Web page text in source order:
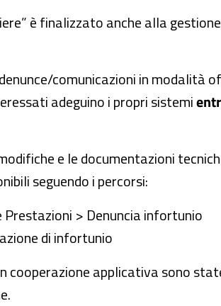
è finalizzato anche alla
comunicazioni in modalità
adeguino i propri sistemi
e le documentazioni
seguendo i percorsi:
> Denuncia infortunio
di infortunio
cooperazione applicativa sono